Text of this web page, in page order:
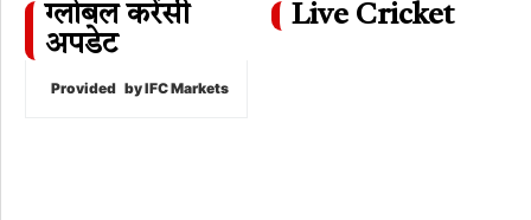
ग्लोबल करेंसी
अपडेट
Provided by IFC Markets
Live Cricket